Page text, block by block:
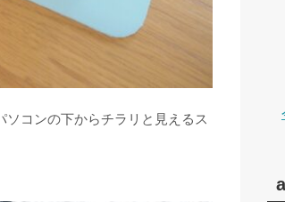
コンの下からチラリと見えるス